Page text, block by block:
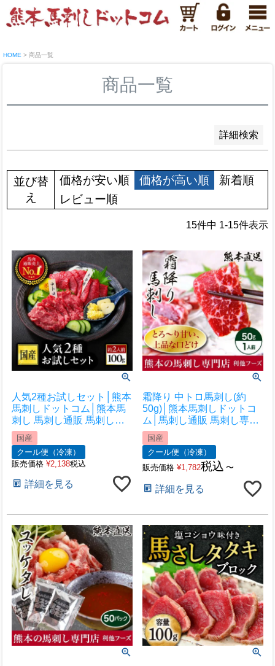
HOME 商品一覧
商品一覧
詳細検索
新着順
登録順
価格が安い順
優先度順
キーワードヒット順
検索
並び替
え
価格が安い順 価格が高い順
新着順
レビュー順
15件中 1-15件表示
人気2種お試しセット│熊本
馬刺しドットコム│熊本馬
刺し 馬刺し通販 馬刺し専
門店 馬刺しお取り寄せ 利
他フーズ
国産
クール便（冷凍）
販売価格 ¥2,138税込
詳細を見る
霜降り 中トロ馬刺し(約
50g)│熊本馬刺しドットコ
ム│馬刺し通販 馬刺し専門
店 馬刺しお取り寄せ 利他
フーズ
国産
クール便（冷凍）
販売価格 ¥1,782税込 〜
詳細を見る